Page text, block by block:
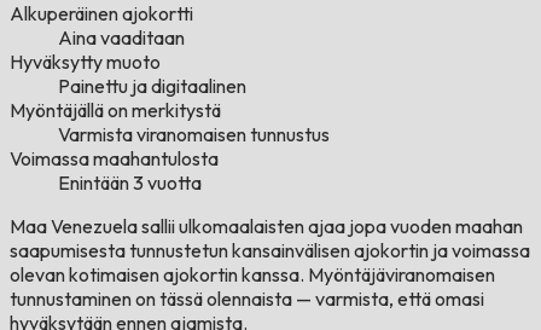
Alkuperäinen ajokortti
Aina vaaditaan
Hyväksytty muoto
Painettu ja digitaalinen
Myöntäjällä on merkitystä
Varmista viranomaisen tunnustus
Voimassa maahantulosta
Enintään 3 vuotta
Maa Venezuela sallii ulkomaalaisten ajaa jopa vuoden maahan
saapumisesta tunnustetun kansainvälisen ajokortin ja voimassa
olevan kotimaisen ajokortin kanssa. Myöntäjäviranomaisen
tunnustaminen on tässä olennaista — varmista, että omasi
hyväksytään ennen ajamista.